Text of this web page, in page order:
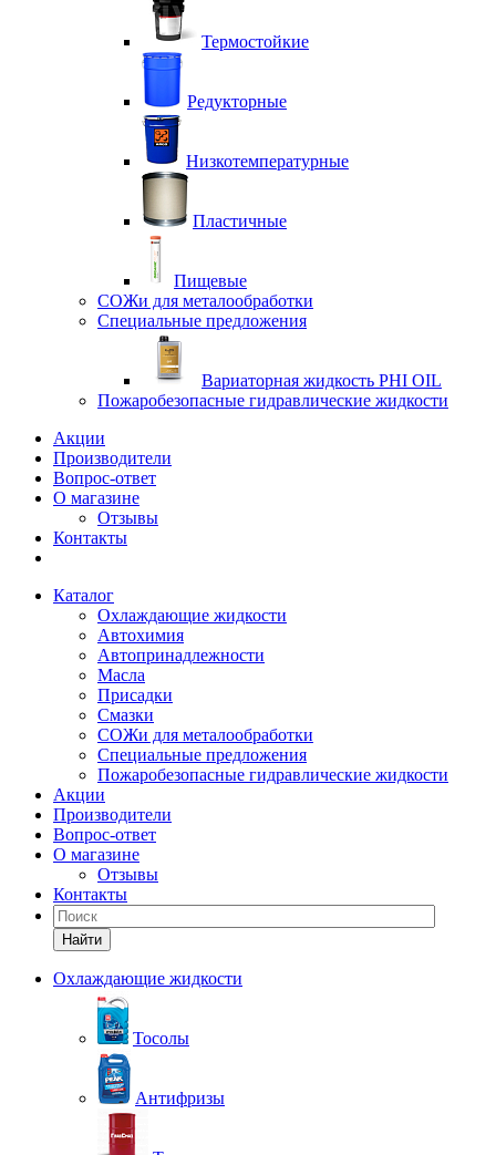
Термостойкие
Редукторные
Низкотемпературные
Пластичные
Пищевые
СОЖи для металообработки
Специальные предложения
Вариаторная жидкость PHI OIL
Пожаробезопасные гидравлические жидкости
Акции
Производители
Вопрос-ответ
О магазине
Отзывы
Контакты
Каталог
Охлаждающие жидкости
Автохимия
Автопринадлежности
Масла
Присадки
Смазки
СОЖи для металообработки
Специальные предложения
Пожаробезопасные гидравлические жидкости
Акции
Производители
Вопрос-ответ
О магазине
Отзывы
Контакты
Найти
Охлаждающие жидкости
Тосолы
Антифризы